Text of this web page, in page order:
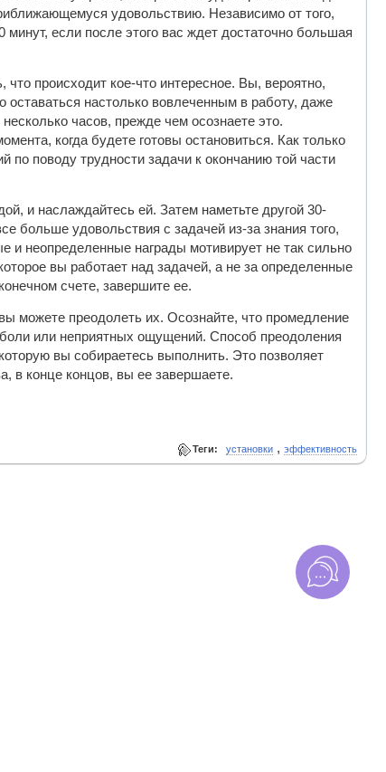
удовольствию. Независимо от того,
минут, если после этого вас ждет достаточно большая
происходит кое-что интересное. Вы, вероятно,
настолько вовлеченным в работу, даже
часов, прежде чем осознаете это.
когда будете готовы остановиться. Как только
по поводу трудности задачи к окончанию той части
и наслаждайтесь ей. Затем наметьте другой 30-
больше удовольствия с задачей из-за знания того,
и неопределенные награды мотивирует не так сильно
вы работает над задачей, а не за определенные
счете, завершите ее.
можете преодолеть их. Осознайте, что промедление
или неприятных ощущений. Способ преодоления
вы собираетесь выполнить. Это позволяет
в конце концов, вы ее завершаете.
Теги: установки , эффективность